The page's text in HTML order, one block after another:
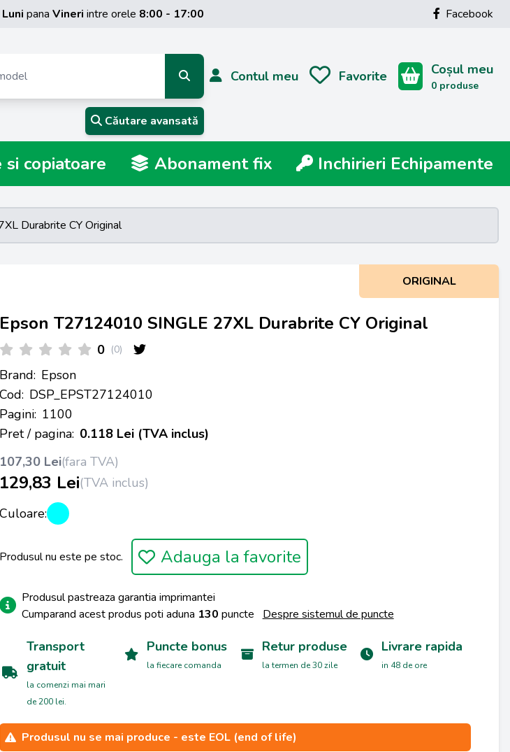
Luni pana Vineri intre orele 8:00 - 17:00 Facebook
Căutare avansată
Contul meu Favorite Coșul meu
0 produse
copiatoare Abonament fix Inchirieri Echipamente
Durabrite CY Original
ORIGINAL
Epson T27124010 SINGLE 27XL Durabrite CY Original
0 (0)
Brand: Epson
Cod: DSP_EPST27124010
Pagini: 1100
Pret / pagina: 0.118 Lei (TVA inclus)
107,30 Lei(fara TVA)
129,83 Lei(TVA inclus)
Culoare:
Produsul nu este pe stoc. Adauga la favorite
Produsul pastreaza garantia imprimantei
Cumparand acest produs poti aduna 130 puncte Despre sistemul de puncte
Transport
gratuit
la comenzi mai mari
de 200 lei.
Puncte bonus
la fiecare comanda
Retur produse
la termen de 30 zile
Livrare rapida
in 48 de ore
Produsul nu se mai produce - este EOL (end of life)